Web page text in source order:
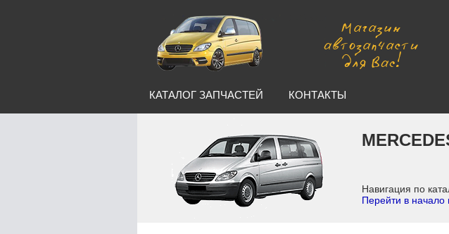
КАТАЛОГ ЗАПЧАСТЕЙ КОНТАКТЫ
Навигация по
Перейти в начало